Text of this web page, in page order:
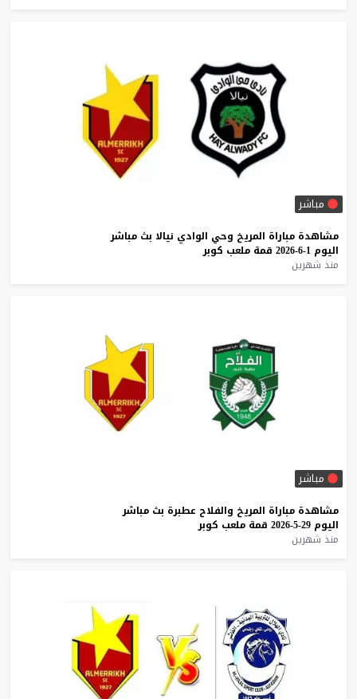
مباشر
مشاهدة مباراة المريخ وحي الوادي نيالا بث مباشر
اليوم 1-6-2026 قمة ملعب كوبر
منذ شهرين
مباشر
مشاهدة مباراة المريخ والفلاح عطبرة بث مباشر
اليوم 29-5-2026 قمة ملعب كوبر
منذ شهرين